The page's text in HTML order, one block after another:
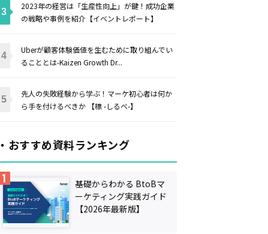
2023年の経営は「生産性向上」が鍵！成功企業
の戦略や事例を紹介【イベントレポート】
Uberが顧客体験価値を生むために取り組んでい
ることとは-Kaizen Growth Dr...
先人の失敗経験から学ぶ！マーケ初心者は何か
ら手を付けるべきか 【標 -しるべ-】
・おすすめ資料ランキング
基礎からわかる BtoBマ
ーケティング実践ガイド
【2026年最新版】